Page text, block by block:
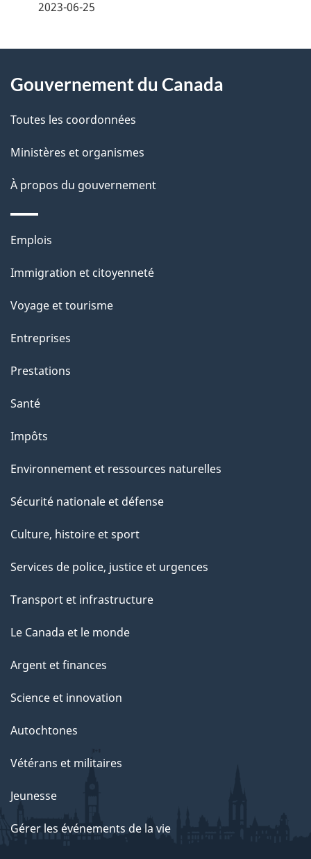
i
l
s
d
e
l
a
p
a
g
e
2023-06-25
propos
de
ce
site
Gouvernement du Canada
Toutes les coordonnées
Ministères et organismes
À propos du gouvernement
Thèmes
sujets
Emplois
Immigration et citoyenneté
Voyage et tourisme
Entreprises
Prestations
Santé
Impôts
Environnement et ressources naturelles
Sécurité nationale et défense
Culture, histoire et sport
Services de police, justice et urgences
Transport et infrastructure
Le Canada et le monde
Argent et finances
Science et innovation
Autochtones
Vétérans et militaires
Jeunesse
Gérer les événements de la vie